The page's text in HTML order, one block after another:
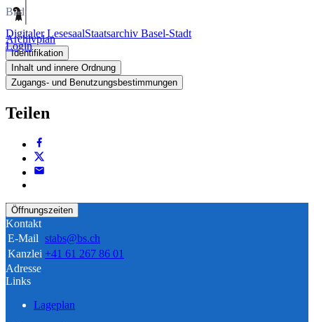
Digitaler LesesaalStaatsarchiv Basel-Stadt
Login
Bild
Archivplan
Identifikation
Inhalt und innere Ordnung
Zugangs- und Benutzungsbestimmungen
Teilen
Öffnungszeiten
Kontakt
E-Mail stabs@bs.ch
Kanzlei +41 61 267 86 01
Adresse
Links
Lageplan